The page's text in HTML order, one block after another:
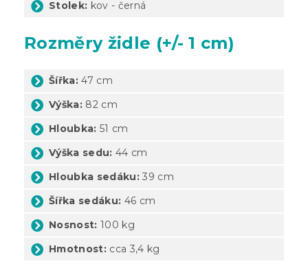
Stolek: kov - černá
Rozměry židle (+/- 1 cm)
Šířka: 47 cm
Výška: 82 cm
Hloubka: 51 cm
Výška sedu: 44 cm
Hloubka sedáku: 39 cm
Šířka sedáku: 46 cm
Nosnost: 100 kg
Hmotnost: cca 3,4 kg